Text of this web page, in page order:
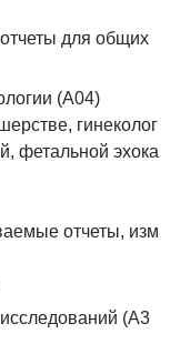
для общих
(А04)
гинеколог
фетальной эхока
отчеты, изм
(А3